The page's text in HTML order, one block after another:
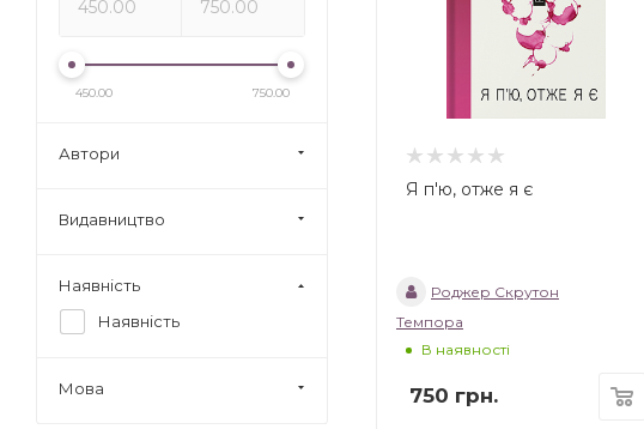
Я п'ю, отже я є
Роджер Скрутон
Темпора
В наявності
750 грн.
450.00 750.00
Автори
Видавництво
Наявність
Наявність
Мова